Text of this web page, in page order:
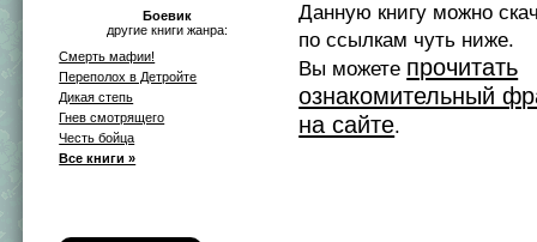
Боевик
другие книги жанра:
Смерть мафии!
Переполох в Детройте
Дикая степь
Гнев смотрящего
Честь бойца
Все книги »
Данную книгу можно
по ссылкам чуть ниже.
Вы можете прочитать
ознакомительный
на сайте.